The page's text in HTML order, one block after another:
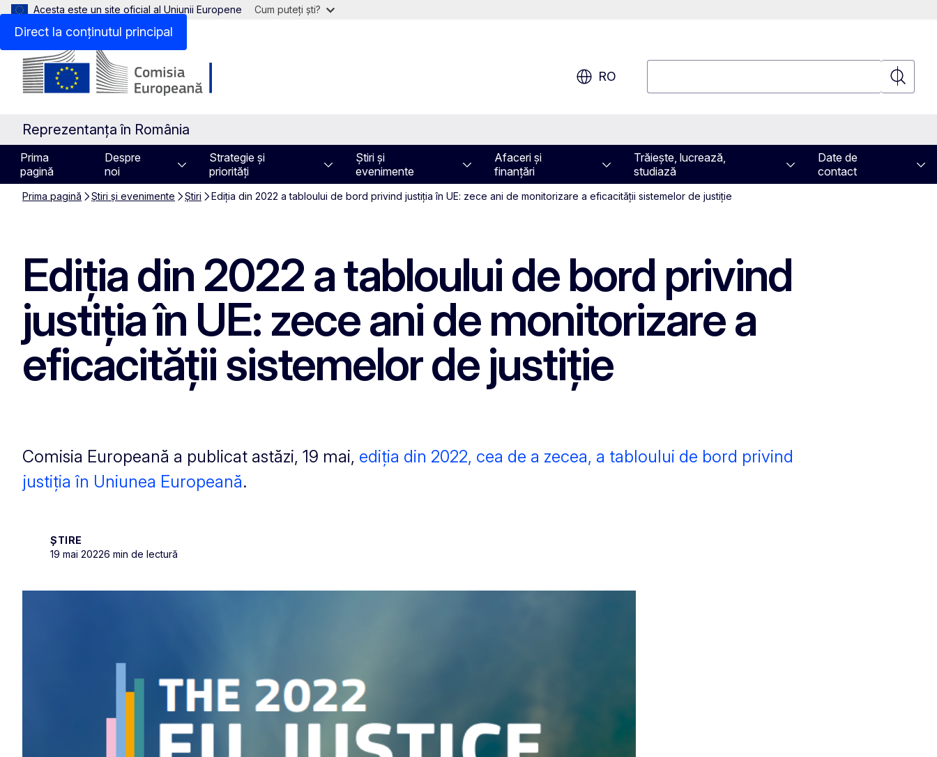
Direct la conținutul principal
Acesta este un site oficial al Uniunii Europene Cum puteți ști?
RO
Căutați
Reprezentanța în România
Prima
pagină
Despre
noi
Strategie și
priorități
Știri și
evenimente
Afaceri și
finanțări
Trăiește, lucrează,
studiază
Date de
contact
Prima pagină Știri și evenimente Știri Ediția din 2022 a tabloului de bord privind justiția în UE: zece ani de monitorizare a eficacității sistemelor de justiție
Ediția din 2022 a tabloului de bord privind
justiția în UE: zece ani de monitorizare a
eficacității sistemelor de justiție
Comisia Europeană a publicat astăzi, 19 mai, ediția din 2022, cea de a zecea, a tabloului de bord privind
justiția în Uniunea Europeană.
ȘTIRE
19 mai 20226 min de lectură